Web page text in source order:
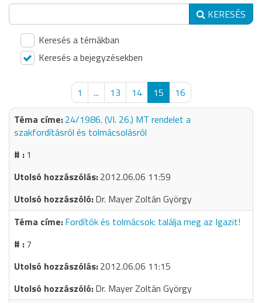
KERESÉS
Keresés a témákban
Keresés a bejegyzésekben
1 ... 13 14 15
16
24/1986. (VI. 26.) MT rendelet a
szakfordításról és tolmácsolásról
1
2012.06.06 11:59
Dr. Mayer Zoltán György
Fordítók és tolmácsok: találja meg az Igazit!
7
2012.06.06 11:15
Dr. Mayer Zoltán György